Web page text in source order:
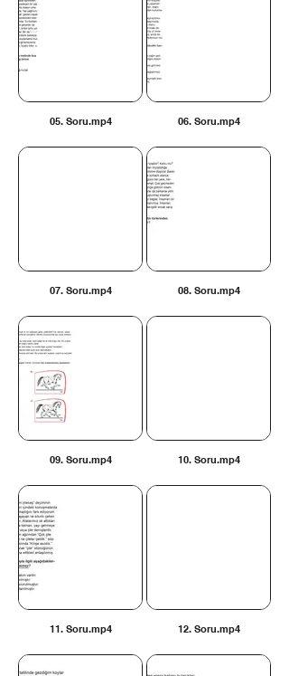
05. Soru.mp4 06. Soru.mp4
07. Soru.mp4 08. Soru.mp4
09. Soru.mp4 10. Soru.mp4
11. Soru.mp4 12. Soru.mp4